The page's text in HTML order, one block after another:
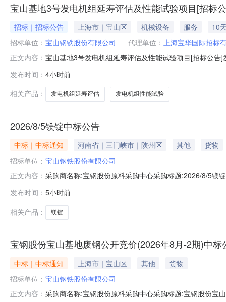
宝山基地3号发电机组延寿评估及性能试验项目[招标
招标｜招标公告 上海市｜宝山区 机械设备 服务
10
招标单位： 宝山钢铁股份有限公司 代理单位： 上海宝华国际招标
正文内容： 宝山基地3号发电机组延寿评估及性能试验项目[招标公
况与招标范围2.1项目地点：上海市宝山区富锦路宝山基
围：1）对
发布时间： 4小时前
相关产品：
发电机组延寿评估 发电机组性能试验
2026/8/5镁锭中标公告
中标｜中标通知 河南省｜三门峡市｜陕州区 其他
货物
招标单位： 宝山钢铁股份有限公司
正文内容： 采购商名称:宝钢股份原料采购中心采购标题:2026/8/5镁
发布时间： 5小时前
相关产品：
镁锭
宝钢股份宝山基地废钢公开竞价(2026年8月-2期)中标
中标｜中标通知 上海市｜宝山区 其他
货物
招标单位： 宝山钢铁股份有限公司
正文内容： 采购商名称:宝钢股份原料采购中心采购标题:宝钢股份宝